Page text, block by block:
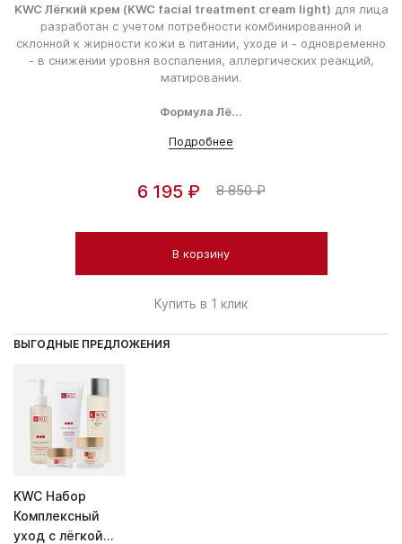
KWC Лёгкий крем (KWC facial treatment cream light) для лица
разработан с учетом потребности комбинированной и
склонной к жирности кожи в питании, уходе и - одновременно
- в снижении уровня воспаления, аллергических реакций,
матировании.
Формула Лё...
Подробнее
6 195 ₽ 8 850 ₽
В корзину
Купить в 1 клик
ВЫГОДНЫЕ ПРЕДЛОЖЕНИЯ
KWC Набор
Комплексный
уход c лёгкой